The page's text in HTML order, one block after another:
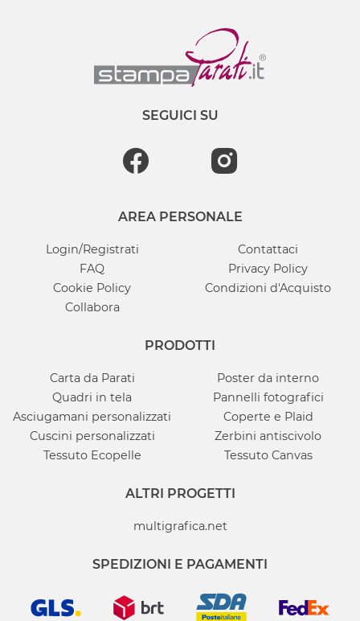
SEGUICI SU
AREA PERSONALE
Login/Registrati
Contattaci
FAQ
Privacy Policy
Cookie Policy
Condizioni d'Acquisto
Collabora
PRODOTTI
Carta da Parati
Poster da interno
Quadri in tela
Pannelli fotografici
Asciugamani personalizzati
Coperte e Plaid
Cuscini personalizzati
Zerbini antiscivolo
Tessuto Ecopelle
Tessuto Canvas
ALTRI PROGETTI
multigrafica.net
SPEDIZIONI E PAGAMENTI